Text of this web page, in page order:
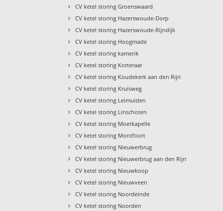
› CV ketel storing Groenswaard
› CV ketel storing Hazerswoude-Dorp
› CV ketel storing Hazerswoude-Rijndijk
› CV ketel storing Hoogmade
› CV ketel storing kamerik
› CV ketel storing Korteraar
› CV ketel storing Koudekerk aan den Rijn
› CV ketel storing Kruisweg
› CV ketel storing Leimuiden
› CV ketel storing Linschoten
› CV ketel storing Moerkapelle
› CV ketel storing Montfoort
› CV ketel storing Nieuwerbrug
› CV ketel storing Nieuwerbrug aan den Rijn
› CV ketel storing Nieuwkoop
› CV ketel storing Nieuwveen
› CV ketel storing Noordeinde
› CV ketel storing Noorden